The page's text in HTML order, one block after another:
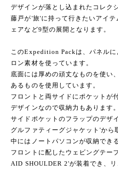
デザインが落とし込まれたコレク
藤戸が'旅'に持って行きたいアイ
ェアなど9型の展開となります。
このExpedition Packは、パネル
ロン素材を使っています。
底面には厚めの頑丈なものを使い
あるものを使用しています。
フロントと両サイドにポケットが
デザインなので収納力もあります。
サイドポケットのフラップのデザ
グルファティーグジャケット'から
中にはノートパソコンが収納でき
フロントに配したウェビングテー
AID SHOULDER 2'が装着でき、